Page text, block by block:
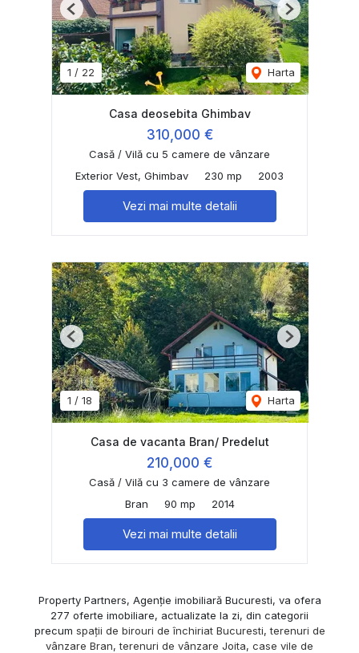
1 / 22 Harta
Previous Next
Casa deosebita Ghimbav
310,000 €
Casă / Vilă cu 5 camere de vânzare
Exterior Vest, Ghimbav
230 mp 2003
Vezi mai multe detalii
1 / 18 Harta
Previous Next
Casa de vacanta Bran/ Predelut
210,000 €
Casă / Vilă cu 3 camere de vânzare
Bran
90 mp 2014
Vezi mai multe detalii
Property Partners, Agenție imobiliară Bucuresti, va ofera
277 oferte imobiliare, actualizate la zi, din categorii
precum spații de birouri de închiriat Bucuresti,terenuri de
vânzare Bran,terenuri de vânzare Joita, case vile de